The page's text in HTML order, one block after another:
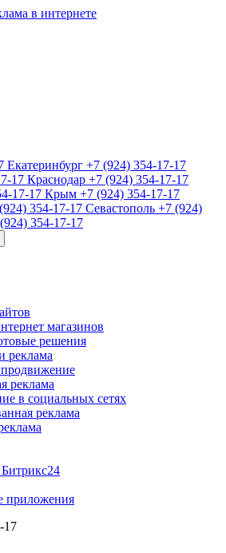
в интернете
Екатеринбург +7 (924) 354-17-17
17 Краснодар +7 (924) 354-17-17
17-17 Крым +7 (924) 354-17-17
354-17-17 Севастополь +7 (924)
354-17-17
магазинов
решения
реклама
реклама
в социальных сетях
реклама
приложения
17